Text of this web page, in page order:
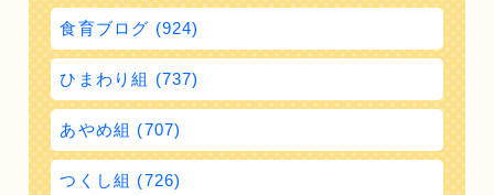
食育ブログ (924)
ひまわり組 (737)
あやめ組 (707)
つくし組 (726)